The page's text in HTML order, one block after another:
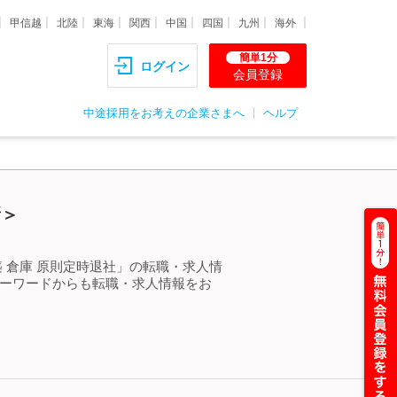
甲信越 北陸 東海 関西 中国 四国 九州 海外
ログイン
簡単1分
会員登録
中途採用をお考えの企業さまへ ヘルプ
庫 原則定時退社」の転職・求人情
ワードからも転職・求人情報をお